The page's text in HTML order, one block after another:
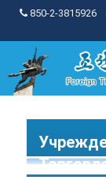
850-2-3815926